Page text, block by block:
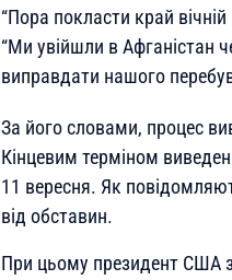
“Пора покласти край
“Ми увійшли в Афганістан
виправдати нашого
За його словами, процес
Кінцевим терміном
11 вересня. Як
від обставин.
При цьому президент США